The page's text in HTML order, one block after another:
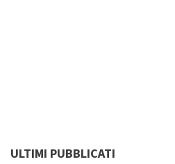
ULTIMI PUBBLICATI